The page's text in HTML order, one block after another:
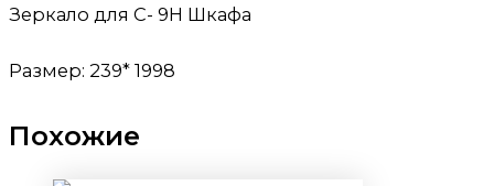
Зеркало для С- 9Н Шкафа
Размер: 239* 1998
Похожие